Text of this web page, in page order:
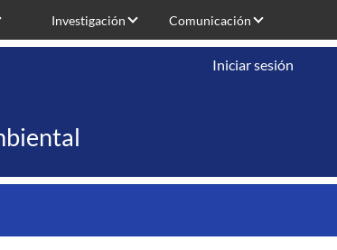
Investigación Comunicación
Iniciar sesión